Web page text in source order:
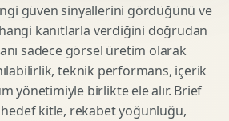
güven sinyallerini gördüğünü ve
kanıtlarla verdiğini doğrudan
sadece görsel üretim olarak
teknik performans, içerik
yönetimiyle birlikte ele alır. Brief
hedef kitle, rekabet yoğunluğu,